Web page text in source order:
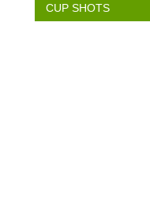
CUP SHOTS